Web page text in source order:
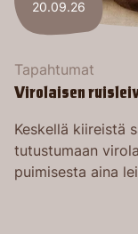
20.09.26
Tapahtumat
Virolaisen
Keskellä kiireistä
tutustumaan
puimisesta aina